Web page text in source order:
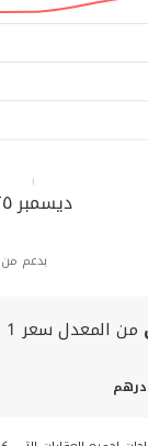
ديسمبر ٢٥
بدعم من
من المعدل سعر 1